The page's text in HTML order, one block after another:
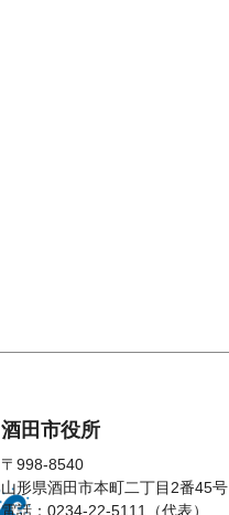
酒田市役所
〒998-8540
山形県酒田市本町二丁目2番45号
電話：0234-22-5111（代表）